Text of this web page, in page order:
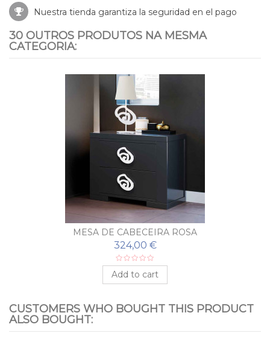
Nuestra tienda garantiza la seguridad en el pago
30 OUTROS PRODUTOS NA MESMA
CATEGORIA:
MESA DE CABECEIRA ROSA
324,00 €
Add to cart
CUSTOMERS WHO BOUGHT THIS PRODUCT
ALSO BOUGHT: